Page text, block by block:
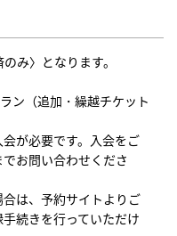
み〉となります。
ン（追加・繰越チケット
が必要です。入会をご
お問い合わせくださ
は、予約サイトよりご
続きを行っていただけ